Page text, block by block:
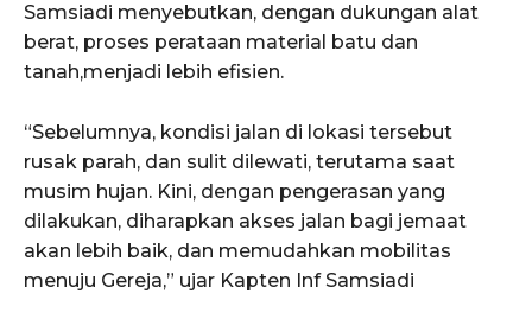
Samsiadi menyebutkan, dengan dukungan alat
berat, proses perataan material batu dan
tanah,menjadi lebih efisien.
“Sebelumnya, kondisi jalan di lokasi tersebut
rusak parah, dan sulit dilewati, terutama saat
musim hujan. Kini, dengan pengerasan yang
dilakukan, diharapkan akses jalan bagi jemaat
akan lebih baik, dan memudahkan mobilitas
menuju Gereja,” ujar Kapten Inf Samsiadi